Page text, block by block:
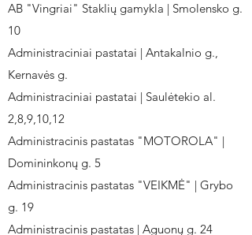
AB "Vingriai" Staklių gamykla | Smolensko g.
10
Administraciniai pastatai | Antakalnio g.,
Kernavės g.
Administraciniai pastatai | Saulėtekio al.
2,8,9,10,12
Administracinis pastatas "MOTOROLA" |
Domininkonų g. 5
Administracinis pastatas "VEIKMĖ" | Grybo
g. 19
Administracinis pastatas | Aguonų g. 24